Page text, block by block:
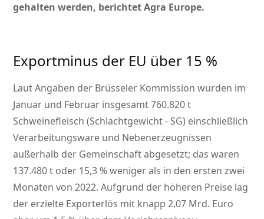
gehalten werden, berichtet Agra Europe.
Exportminus der EU über 15 %
Laut Angaben der Brüsseler Kommission wurden im
Januar und Februar insgesamt 760.820 t
Schweinefleisch (Schlachtgewicht - SG) einschließlich
Verarbeitungsware und Nebenerzeugnissen
außerhalb der Gemeinschaft abgesetzt; das waren
137.480 t oder 15,3 % weniger als in den ersten zwei
Monaten von 2022. Aufgrund der höheren Preise lag
der erzielte Exporterlös mit knapp 2,07 Mrd. Euro